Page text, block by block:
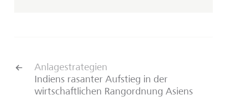
Anlagestrategien
Indiens rasanter Aufstieg in der
wirtschaftlichen Rangordnung Asiens